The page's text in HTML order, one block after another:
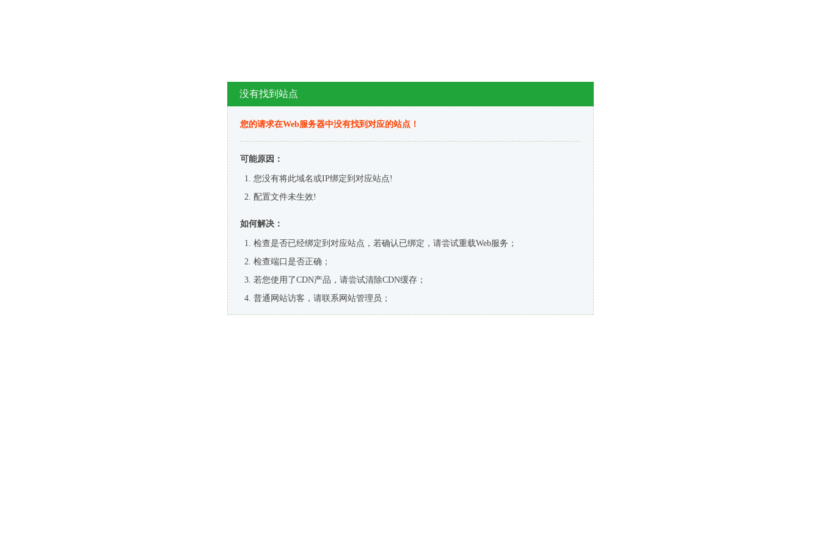
没有找到站点
您的请求在Web服务器中没有找到对应的站点！
可能原因：
您没有将此域名或IP绑定到对应站点!
配置文件未生效!
如何解决：
检查是否已经绑定到对应站点，若确认已绑定，请尝试重载Web服务；
检查端口是否正确；
若您使用了CDN产品，请尝试清除CDN缓存；
普通网站访客，请联系网站管理员；